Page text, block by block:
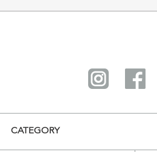
CATEGORY